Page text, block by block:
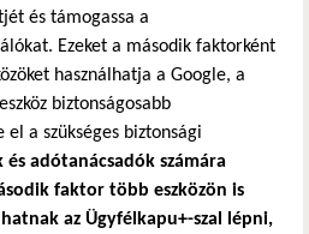
és támogassa a
Ezeket a második faktorként
használhatja a Google, a
biztonságosabb
el a szükséges biztonsági
és adótanácsadók számára
faktor több eszközön is
az Ügyfélkapu+-szal lépni,